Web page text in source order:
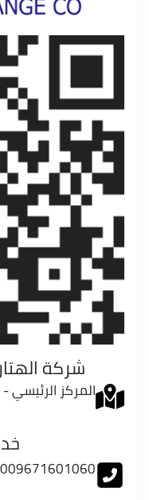
شركة
المركز الرئيسي
009671601060